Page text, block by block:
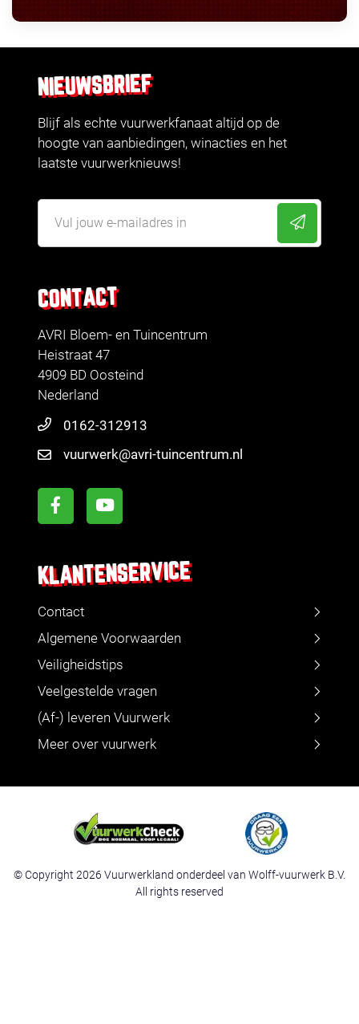
CONTACT
AVRI Bloem- en Tuincentrum
Heistraat 47
4909 BD Oosteind
Nederland
0162-312913
vuurwerk@avri-tuincentrum.nl
KLANTENSERVICE
Contact
Algemene Voorwaarden
Veiligheidstips
Veelgestelde vragen
(Af-) leveren Vuurwerk
Meer over vuurwerk
NIEUWSBRIEF
Blijf als echte vuurwerkfanaat altijd op de
hoogte van aanbiedingen, winacties en het
laatste vuurwerknieuws!
© Copyright 2026 Vuurwerkland onderdeel van Wolff-vuurwerk B.V.
All rights reserved